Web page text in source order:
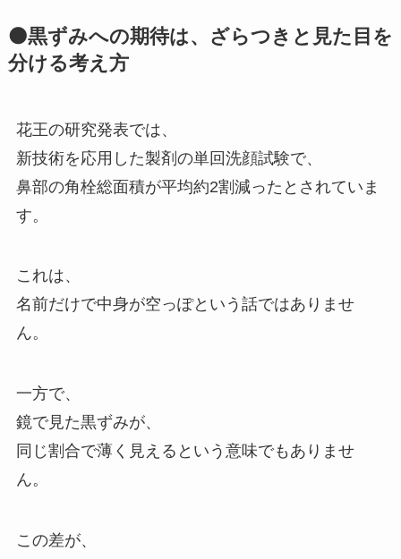
⚫黒ずみへの期待は、ざらつきと見た目を
分ける考え方
花王の研究発表では、
新技術を応用した製剤の単回洗顔試験で、
鼻部の角栓総面積が平均約2割減ったとされていま
す。
これは、
名前だけで中身が空っぽという話ではありませ
ん。
一方で、
鏡で見た黒ずみが、
同じ割合で薄く見えるという意味でもありませ
ん。
この差が、